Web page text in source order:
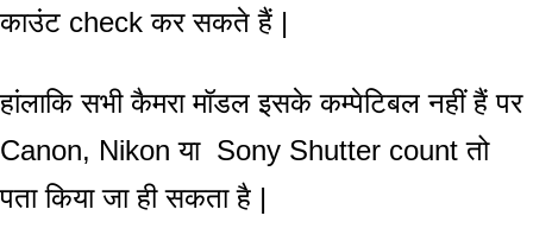
काउंट check कर सकते हैं |
हांलाकि सभी कैमरा मॉडल इसके कम्पेटिबल नहीं हैं पर
Canon, Nikon या Sony Shutter count तो
पता किया जा ही सकता है |